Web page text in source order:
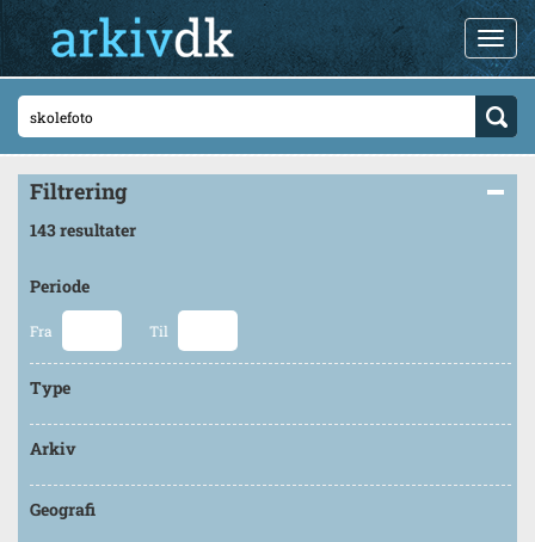
Filtrering
143 resultater
Periode
Fra Til
Type
Arkiv
Geografi